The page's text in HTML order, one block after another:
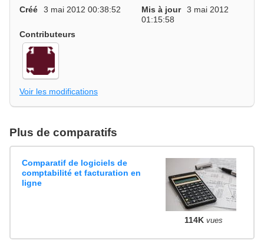
Créé
3 mai 2012 00:38:52 Mis à jour
3 mai 2012
01:15:58
Contributeurs
Voir les modifications
Plus de comparatifs
Comparatif de logiciels de
comptabilité et facturation en
ligne
114K vues